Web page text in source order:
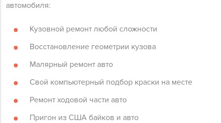
автомобиля:
Кузовной ремонт любой сложности
Восстановление геометрии кузова
Малярный ремонт авто
Свой компьютерный подбор краски на месте
Ремонт ходовой части авто
Пригон из США байков и авто